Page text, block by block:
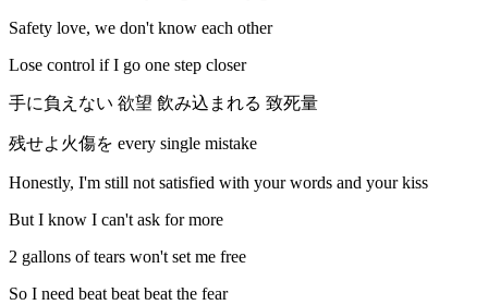
Safety love, we don't know each other
Lose control if I go one step closer
手に負えない 欲望 飲み込まれる 致死量
残せよ火傷を every single mistake
Honestly, I'm still not satisfied with your words and your kiss
But I know I can't ask for more
2 gallons of tears won't set me free
So I need beat beat beat the fear